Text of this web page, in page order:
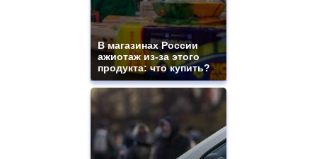
В магазинах России
ажиотаж из-за этого
продукта: что купить?